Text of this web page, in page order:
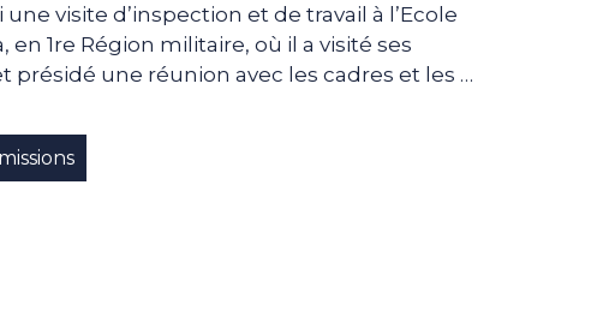
visite d’inspection et de travail à l’Ecole
1re Région militaire, où il a visité ses
une réunion avec les cadres et les …